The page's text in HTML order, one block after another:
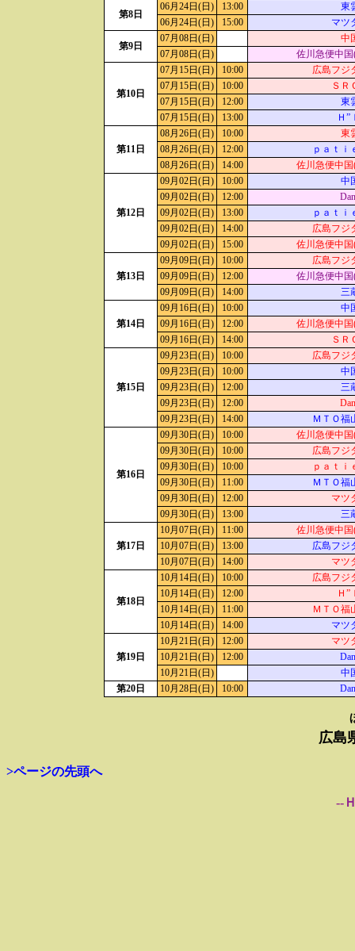
第8日
06月24日(日) 13:00
東
06月24日(日)
15:00 マツ
第9日
07月08日(日)
中
07月08日(日)
佐川急便中
第10日
07月15日(日) 10:00
広島フジ
07月15日(日)
10:00
ＳＲ
07月15日(日)
12:00
東
07月15日(日)
13:00 Ｈ”
第11日
08月26日(日) 10:00
東
08月26日(日)
12:00
ｐａｔｉ
08月26日(日)
14:00 佐川急便中
第12日
09月02日(日) 10:00
中
09月02日(日)
12:00
09月02日(日)
13:00
ｐａｔｉ
09月02日(日)
14:00
広島フジ
09月02日(日)
15:00 佐川急便中
第13日
09月09日(日) 10:00
広島フジ
09月09日(日)
12:00
佐川急便中
09月09日(日)
14:00 三
第14日
09月16日(日) 10:00
中
09月16日(日)
12:00
佐川急便中
09月16日(日)
14:00 ＳＲ
第15日
09月23日(日) 10:00
広島フジ
09月23日(日)
10:00
中
09月23日(日)
12:00
三
09月23日(日)
12:00
09月23日(日)
14:00 ＭＴＯ福
第16日
09月30日(日) 10:00
佐川急便中
09月30日(日)
10:00
広島フジ
09月30日(日)
10:00
ｐａｔｉ
09月30日(日)
11:00
ＭＴＯ福
09月30日(日)
12:00
マツ
09月30日(日)
13:00 三
第17日
10月07日(日) 11:00
佐川急便中
10月07日(日)
13:00
広島フジ
10月07日(日)
14:00 マツ
第18日
10月14日(日) 10:00
広島フジ
10月14日(日)
12:00
Ｈ”
10月14日(日)
11:00
ＭＴＯ福
10月14日(日)
14:00 マツ
第19日
10月21日(日) 12:00
マツ
10月21日(日)
12:00
10月21日(日)
中
第20日
10月28日(日) 10:00
広島
>ページの先頭へ
--